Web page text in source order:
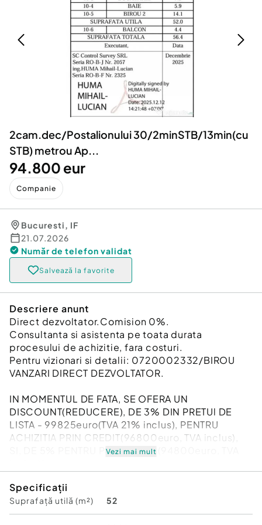
Animale de companie
Afaceri și echipamente profesionale
Inchiriere Bunuri si Vehicule
Utilaje agricole si industriale
Piese auto si accesorii
Dacia Duster
2cam.dec/Postalionului 30/2minSTB/13min(cu
STB) metrou Ap...
94.800 eur
Companie
Bucuresti, IF
21.07.2026
Număr de telefon validat
Salvează la favorite
Descriere anunt
Direct dezvoltator.Comision 0%.
Consultanta si asistenta pe toata durata
procesului de achizitie, fara costuri.
Pentru vizionari si detalii: 0720002332/BIROU
VANZARI DIRECT DEZVOLTATOR.
IN MOMENTUL DE FATA, SE OFERA UN
DISCOUNT(REDUCERE), DE 3% DIN PRETUl DE
LISTA - 99825euro(TVA 21% inclus), PENTRU
ACHIZITIA PRIN CREDIT(96800euro, TVA inclus),
SI, DE 5% PENTRU PLATA CASH(94800euro, TVA
NU ESTE PRECIZATA DURATA ACESTEI PROMOTII.
Bloc cu acte gata, se pot face direct vanzarile.
Vezi mai mult
Specificații
Suprafață utilă (m²) 52